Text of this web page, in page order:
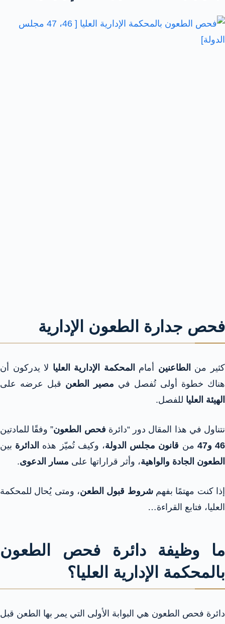
فحص جدارة الطعون الإدارية
كثير من الطاعنين أمام المحكمة الإدارية العليا لا يدركون أن
هناك خطوة أولى تُفصل في مصير الطعن قبل عرضه على
الهيئة العليا للفصل.
نتناول في هذا المقال دور “دائرة فحص الطعون” وفقًا للمادتين
46 و47
من قانون مجلس الدولة، وكيف تُميّز هذه الدائرة بين
الطعون الجادة والواهية، وأثر قراراتها على مسار الدعوى.
إذا كنت مهتمًا بفهمشروط قبول الطعن، ومتى يُحال للمحكمة
العليا، فتابع القراءة…
ما وظيفة دائرة فحص الطعون
بالمحكمة الإدارية العليا؟
دائرة فحص الطعون هي البوابة الأولى التي يمر بها الطعن قبل